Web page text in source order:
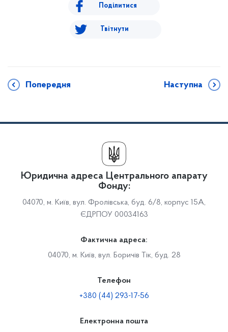
Поділитися
Твітнути
Попередня Наступна
Юридична адреса Центрального апарату
Фонду:
04070, м. Київ, вул. Фролівська, буд. 6/8, корпус 15А,
ЄДРПОУ 00034163
Фактична адреса:
04070, м. Київ, вул. Боричів Тік, буд. 28
Телефон
+380 (44) 293-17-56
Електронна пошта